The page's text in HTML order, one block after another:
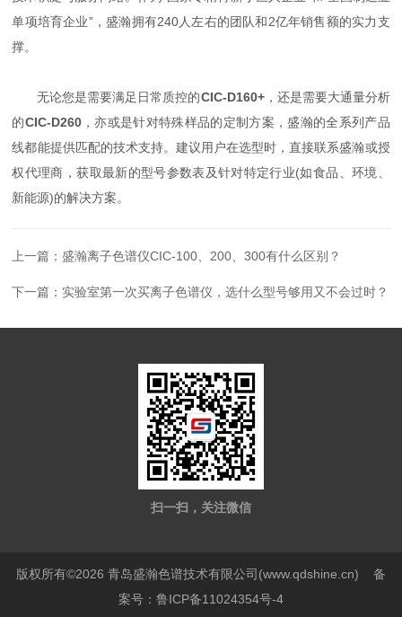
单项培育企业”，盛瀚拥有240人左右的团队和2亿年销售额的实力支
撑。
无论您是需要满足日常质控的CIC-D160+，还是需要大通量分析
的CIC-D260，亦或是针对特殊样品的定制方案，盛瀚的全系列产品
线都能提供匹配的技术支持。建议用户在选型时，直接联系盛瀚或授
权代理商，获取最新的型号参数表及针对特定行业(如食品、环境、
新能源)的解决方案。
上一篇：盛瀚离子色谱仪CIC-100、200、300有什么区别？
下一篇： 实验室第一次买离子色谱仪，选什么型号够用又不会过时？
扫一扫，关注微信
版权所有©2026 青岛盛瀚色谱技术有限公司(www.qdshine.cn) 备
案号：鲁ICP备11024354号-4